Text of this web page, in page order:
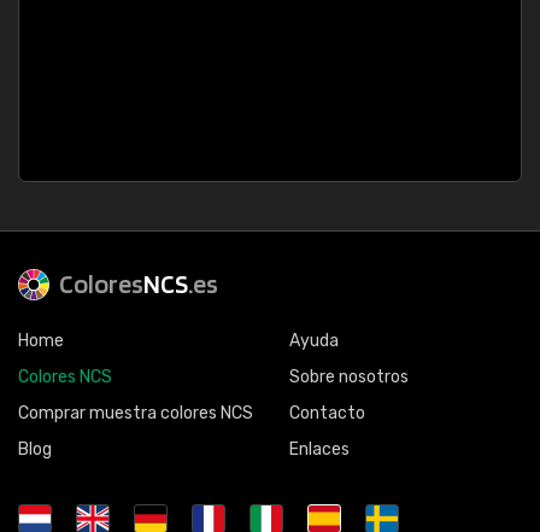
ColoresNCS.es
Home
Colores NCS
Comprar muestra colores NCS
Blog
Ayuda
Sobre nosotros
Contacto
Enlaces